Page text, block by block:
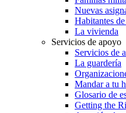
Nuevas
Habitantes
La vivienda
Servicios de apoyo
Servicios de
La guardería
Mandar a tu
Glosario de
Getting the